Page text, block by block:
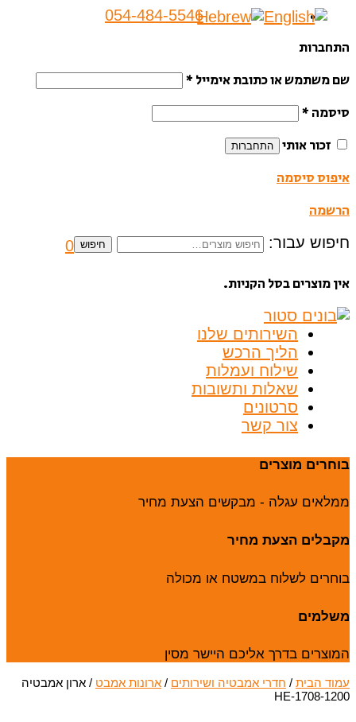
054-484-5546
התחברות
שם משתמש או כתובת אימייל *
סיסמה *
זכור אותי
התחברות
איפוס סיסמה
הרשמה
חיפוש עבור: חיפוש 0
אין מוצרים בסל הקניות.
השירותים שלנו
הליך הרכש
שילוח ועמלות
שאלות ותשובות
סרטונים
צור קשר
בוחרים מוצרים
ממלאים עגלה - מבקשים הצעת מחיר
מקבלים הצעת מחיר
בוחרים לשלוח במשטח או מכולה
משלמים
המוצרים בדרך אליכם היישר מסין
עמוד הבית / חדרי אמבטיה ושירותים / ארונות אמבט / ארון אמבטיה
HE-1708-1200